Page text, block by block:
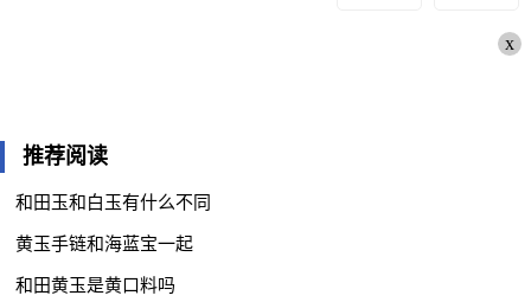
x
推荐阅读
和田玉和白玉有什么不同
黄玉手链和海蓝宝一起
和田黄玉是黄口料吗